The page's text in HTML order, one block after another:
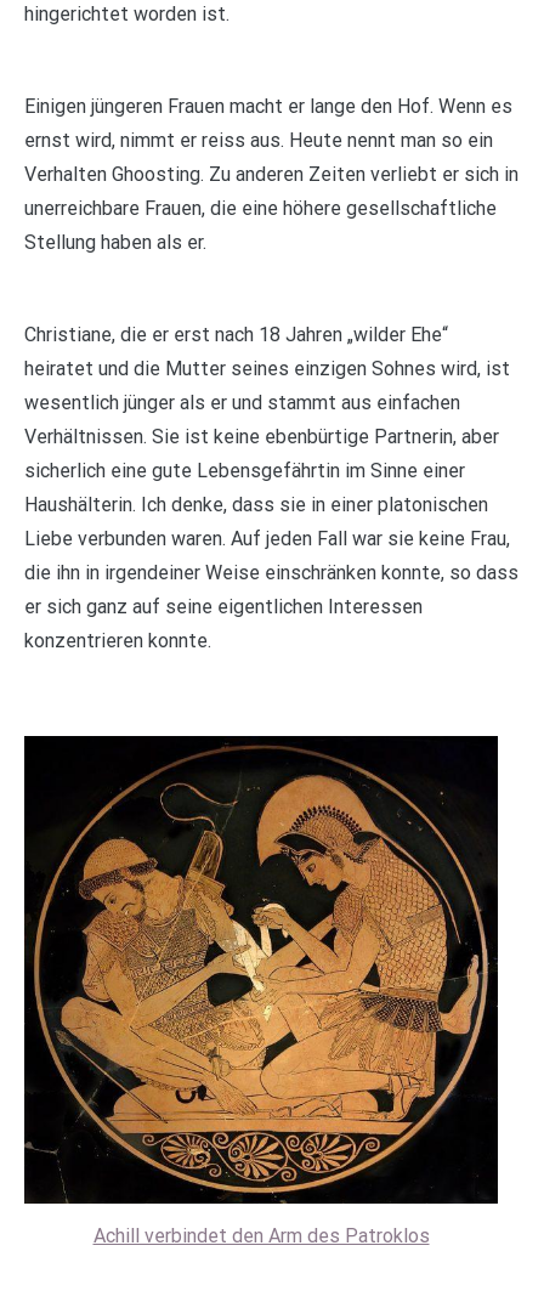
hingerichtet worden ist.
Einigen jüngeren Frauen macht er lange den Hof. Wenn es
ernst wird, nimmt er reiss aus. Heute nennt man so ein
Verhalten Ghoosting. Zu anderen Zeiten verliebt er sich in
unerreichbare Frauen, die eine höhere gesellschaftliche
Stellung haben als er.
Christiane, die er erst nach 18 Jahren „wilder Ehe“
heiratet und die Mutter seines einzigen Sohnes wird, ist
wesentlich jünger als er und stammt aus einfachen
Verhältnissen. Sie ist keine ebenbürtige Partnerin, aber
sicherlich eine gute Lebensgefährtin im Sinne einer
Haushälterin. Ich denke, dass sie in einer platonischen
Liebe verbunden waren. Auf jeden Fall war sie keine Frau,
die ihn in irgendeiner Weise einschränken konnte, so dass
er sich ganz auf seine eigentlichen Interessen
konzentrieren konnte.
Achill verbindet den Arm des Patroklos